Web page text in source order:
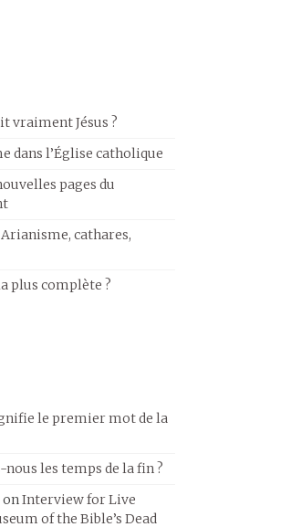
vraiment Jésus ?
dans l’Église catholique
pages du
cathares,
plus complète ?
le premier mot de la
nous les temps de la fin ?
onInterview for Live
of the Bible’s Dead